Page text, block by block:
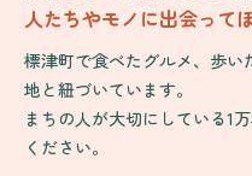
人たちやモノに出会って
標津町で食べたグルメ、歩
地と紐づいています。
まちの人が大切にしている1
ください。